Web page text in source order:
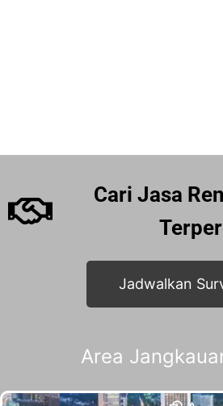
Cari Jasa
Jadwalkan
Area